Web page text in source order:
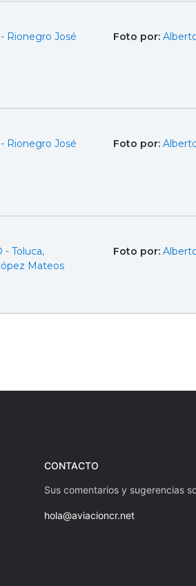
Rionegro José
Foto por:
Rionegro José
Foto por:
- Toluca,
Mateos
Foto por:
CONTACTO
Sus comentarios y sugerencias
hola@aviacioncr.net